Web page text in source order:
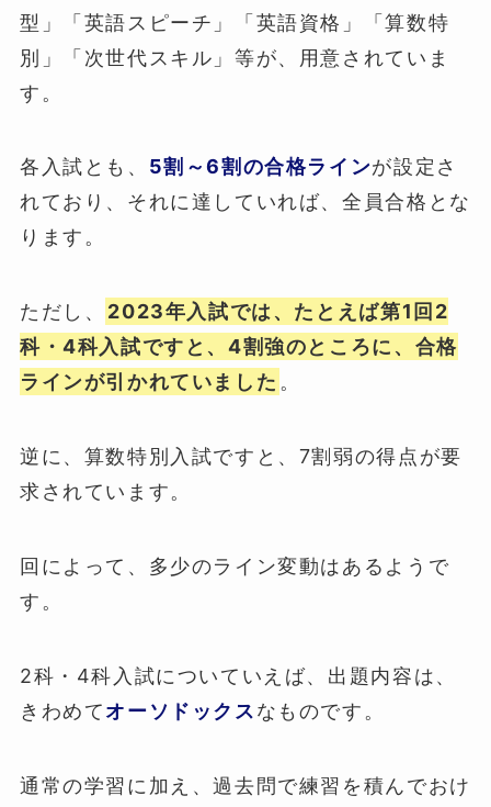
型」「英語スピーチ」「英語資格」「算数特
別」「次世代スキル」等が、用意されていま
す。
各入試とも、 5割～6割の合格ラインが設定さ
れており、それに達していれば、全員合格とな
ります。
ただし、
2023年入試では、たとえば第1回2
科・4科入試ですと、4割強のところに、合格
ラインが引かれていました 。
逆に、算数特別入試ですと、7割弱の得点が要
求されています。
回によって、多少のライン変動はあるようで
す。
2科・4科入試についていえば、出題内容は、
きわめてオーソドックスなものです。
通常の学習に加え、過去問で練習を積んでおけ